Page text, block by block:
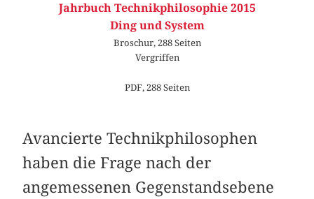
Jahrbuch Technikphilosophie 2015
Ding und System
Broschur, 288 Seiten
Vergriffen
PDF, 288 Seiten
Avancierte Technikphilosophen
haben die Frage nach der
angemessenen Gegenstandsebene